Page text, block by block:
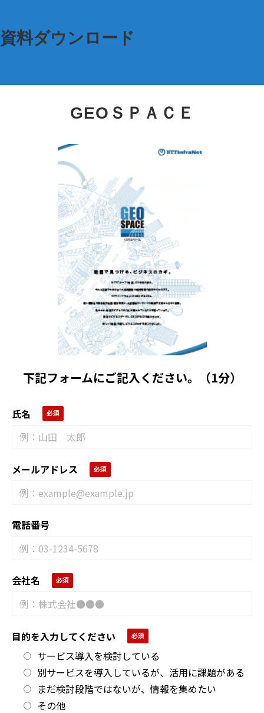
資料ダウンロード
GEOＳＰＡＣＥ
下記フォームにご記入ください。（1分）
氏名
メールアドレス
電話番号
会社名
目的を入力してください
サービス導入を検討している
別サービスを導入しているが、活用に課題がある
まだ検討段階ではないが、情報を集めたい
その他